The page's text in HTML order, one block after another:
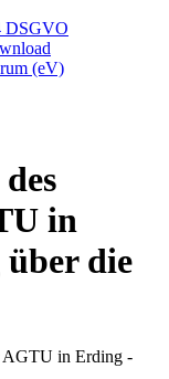
DSGVO
(eV)
in
die